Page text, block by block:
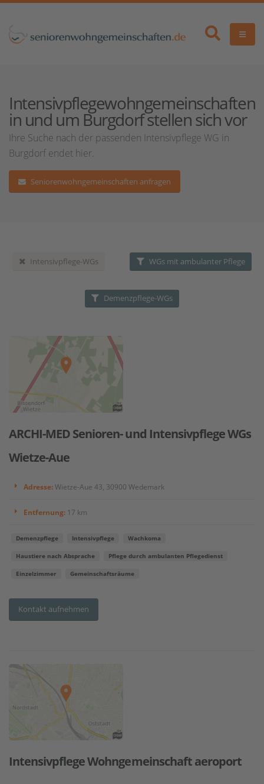
Intensivpflegewohngemeinschaften
in und um Burgdorf stellen sich vor
Ihre Suche nach der passenden Intensivpflege WG in
Burgdorf endet hier.
Seniorenwohngemeinschaften anfragen
Intensivpflege-WGs WGs mit ambulanter Pflege
Demenzpflege-WGs
ARCHI-MED Senioren- und Intensivpflege WGs
Wietze-Aue
Adresse:Wietze-Aue 43, 30900 Wedemark
Entfernung: 17 km
Demenzpflege Intensivpflege Wachkoma
Haustiere nach Absprache Pflege durch ambulanten Pflegedienst
Einzelzimmer Gemeinschaftsräume
Kontakt aufnehmen
Intensivpflege Wohngemeinschaft aeroport